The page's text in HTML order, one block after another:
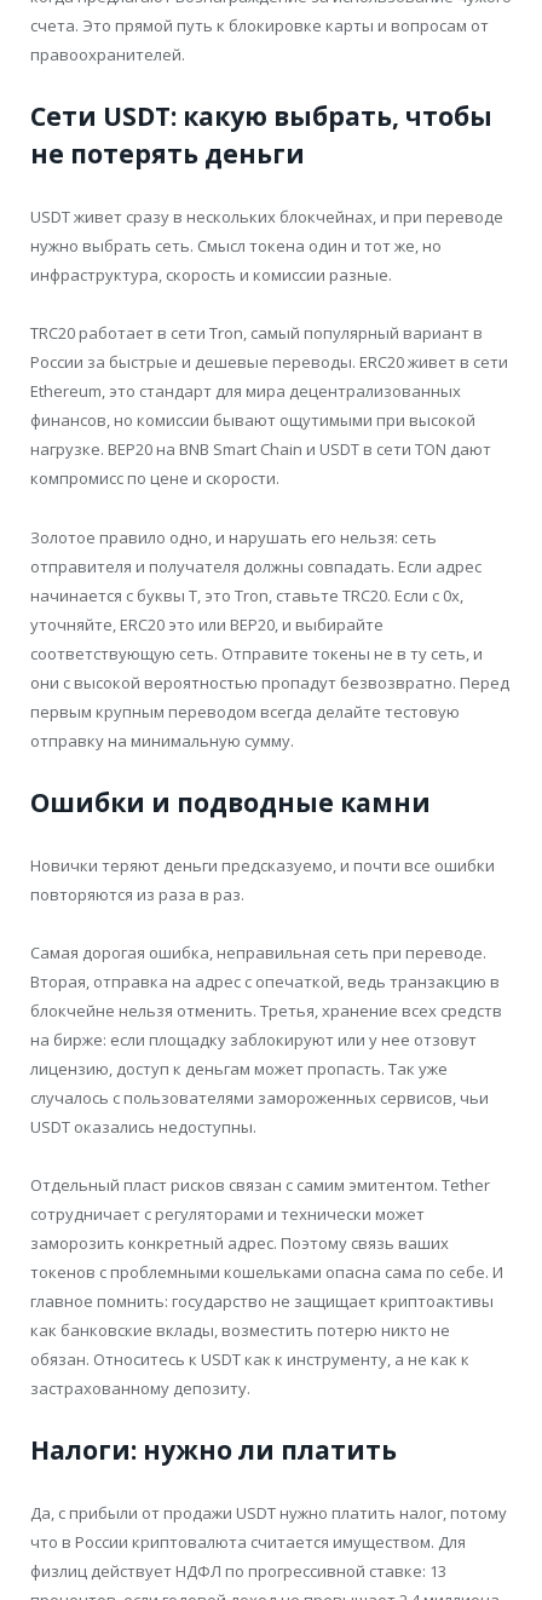
счета. Это прямой путь к блокировке карты и вопросам от
правоохранителей.
Сети USDT: какую выбрать, чтобы
не потерять деньги
USDT живет сразу в нескольких блокчейнах, и при переводе
нужно выбрать сеть. Смысл токена один и тот же, но
инфраструктура, скорость и комиссии разные.
TRC20 работает в сети Tron, самый популярный вариант в
России за быстрые и дешевые переводы. ERC20 живет в сети
Ethereum, это стандарт для мира децентрализованных
финансов, но комиссии бывают ощутимыми при высокой
нагрузке. BEP20 на BNB Smart Chain и USDT в сети TON дают
компромисс по цене и скорости.
Золотое правило одно, и нарушать его нельзя: сеть
отправителя и получателя должны совпадать. Если адрес
начинается с буквы T, это Tron, ставьте TRC20. Если с 0x,
уточняйте, ERC20 это или BEP20, и выбирайте
соответствующую сеть. Отправите токены не в ту сеть, и
они с высокой вероятностью пропадут безвозвратно. Перед
первым крупным переводом всегда делайте тестовую
отправку на минимальную сумму.
Ошибки и подводные камни
Новички теряют деньги предсказуемо, и почти все ошибки
повторяются из раза в раз.
Самая дорогая ошибка, неправильная сеть при переводе.
Вторая, отправка на адрес с опечаткой, ведь транзакцию в
блокчейне нельзя отменить. Третья, хранение всех средств
на бирже: если площадку заблокируют или у нее отзовут
лицензию, доступ к деньгам может пропасть. Так уже
случалось с пользователями замороженных сервисов, чьи
USDT оказались недоступны.
Отдельный пласт рисков связан с самим эмитентом. Tether
сотрудничает с регуляторами и технически может
заморозить конкретный адрес. Поэтому связь ваших
токенов с проблемными кошельками опасна сама по себе. И
главное помнить: государство не защищает криптоактивы
как банковские вклады, возместить потерю никто не
обязан. Относитесь к USDT как к инструменту, а не как к
застрахованному депозиту.
Налоги: нужно ли платить
Да, с прибыли от продажи USDT нужно платить налог, потому
что в России криптовалюта считается имуществом. Для
физлиц действует НДФЛ по прогрессивной ставке: 13